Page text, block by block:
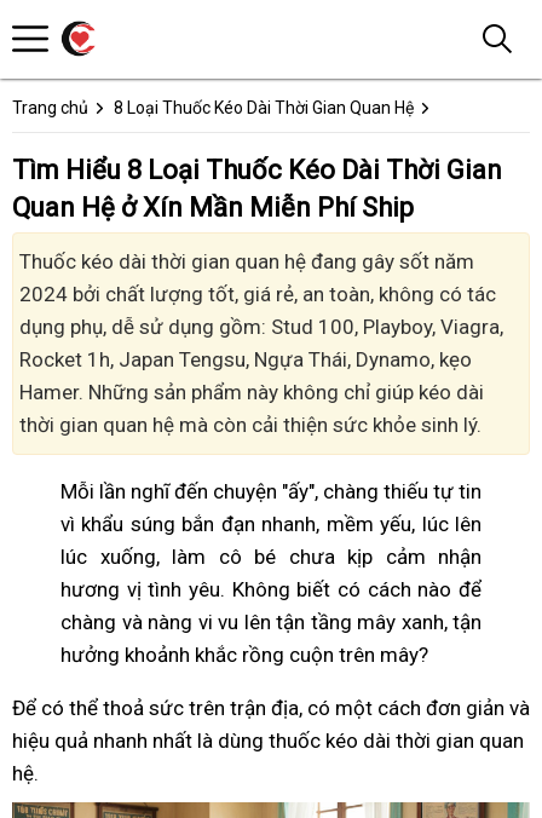
Trang chủ 8 Loại Thuốc Kéo Dài Thời Gian Quan Hệ
Tìm Hiểu 8 Loại Thuốc Kéo Dài Thời Gian
Quan Hệ ở Xín Mần Miễn Phí Ship
Thuốc kéo dài thời gian quan hệ đang gây sốt năm
2024 bởi chất lượng tốt, giá rẻ, an toàn, không có tác
dụng phụ, dễ sử dụng gồm: Stud 100, Playboy, Viagra,
Rocket 1h, Japan Tengsu, Ngựa Thái, Dynamo, kẹo
Hamer. Những sản phẩm này không chỉ giúp kéo dài
thời gian quan hệ mà còn cải thiện sức khỏe sinh lý.
Mỗi lần nghĩ đến chuyện "ấy", chàng thiếu tự tin
vì khẩu súng bắn đạn nhanh, mềm yếu, lúc lên
lúc xuống, làm cô bé chưa kịp cảm nhận
hương vị tình yêu. Không biết có cách nào để
chàng và nàng vi vu lên tận tầng mây xanh, tận
hưởng khoảnh khắc rồng cuộn trên mây?
Để có thể thoả sức trên trận địa, có một cách đơn giản và
hiệu quả nhanh nhất là dùng thuốc kéo dài thời gian quan
hệ.